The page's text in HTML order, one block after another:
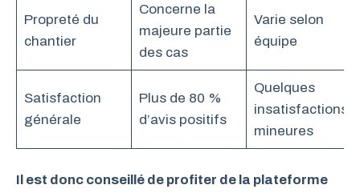
Propreté du
chantier
Concerne la
majeure partie
des cas
Varie selon
équipe
Satisfaction
générale
Plus de 80 %
d’avis positifs
Quelques
insatisfactions
mineures
Il est donc conseillé de profiter de la plateforme